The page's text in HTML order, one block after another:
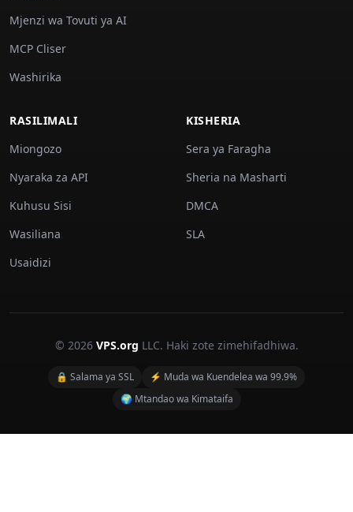
Mjenzi wa Tovuti ya AI
MCP Cliser
Washirika
RASILIMALI
Miongozo
Nyaraka za API
Kuhusu Sisi
Wasiliana
Usaidizi
KISHERIA
Sera ya Faragha
Sheria na Masharti
DMCA
SLA
© 2026 VPS.org LLC. Haki zote zimehifadhiwa.
🔒 Salama ya SSL
⚡ Muda wa Kuendelea wa 99.9%
🌍 Mtandao wa Kimataifa